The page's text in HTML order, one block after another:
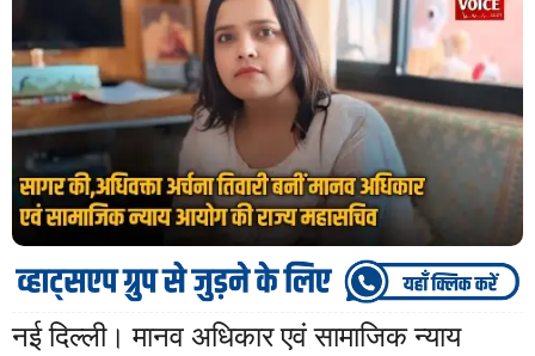
नई दिल्ली। मानव अधिकार एवं सामाजिक न्याय